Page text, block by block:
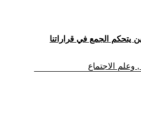
وعلم الاجتماع